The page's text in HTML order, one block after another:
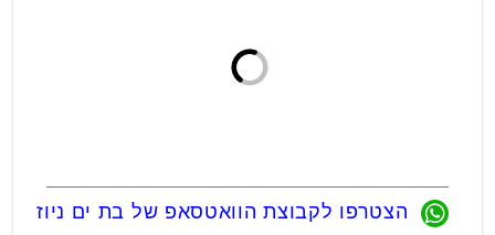
הצטרפו לקבוצת הוואטסאפ של בת ים ניוז